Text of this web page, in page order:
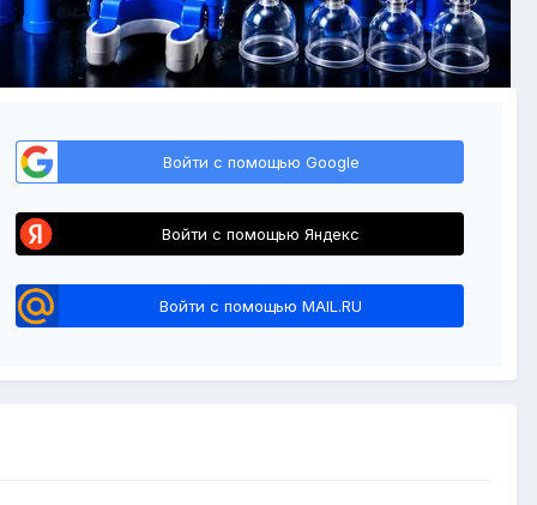
Войти с помощью Google
Войти с помощью Яндекс
Войти с помощью MAIL.RU